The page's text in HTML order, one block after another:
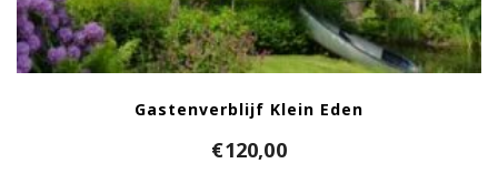
Gastenverblijf Klein Eden
€120,00